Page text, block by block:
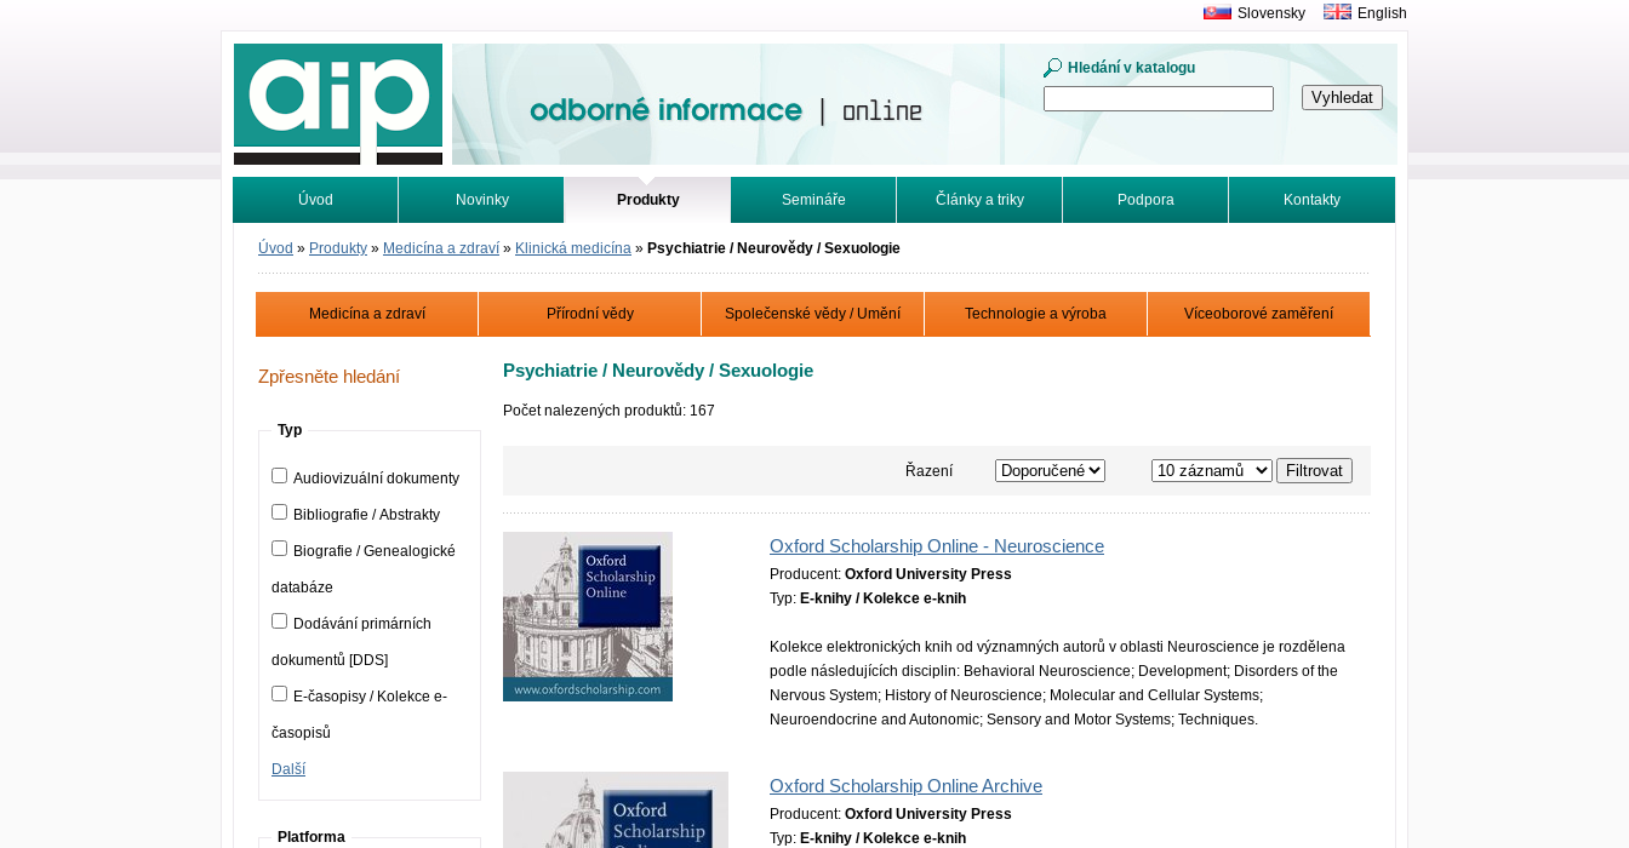
Odborné informace. Online.
Hledání v katalogu
Slovensky English
Úvod Novinky Produkty Semináře Články a triky Podpora Kontakty
Vyhledávání Tutoriály
Úvod » Produkty » Medicína a zdraví » Klinická medicína » Psychiatrie / Neurovědy / Sexuologie
Medicína a zdraví Přírodní vědy Společenské vědy / Umění Technologie a výroba Víceoborové zaměření
Zpřesněte hledání
Typ
Audiovizuální dokumenty
Bibliografie / Abstrakty
Biografie / Genealogické
databáze
Dodávání primárních
dokumentů [DDS]
E-časopisy / Kolekce e-
časopisů
Další
Platforma
Psychiatrie / Neurovědy / Sexuologie
Počet nalezených produktů: 167
Řazení
Oxford Scholarship Online - Neuroscience
Producent: Oxford University Press
Typ: E-knihy / Kolekce e-knih
Kolekce elektronických knih od významných autorů v oblasti Neuroscience je rozdělena
podle následujících disciplin: Behavioral Neuroscience; Development; Disorders of the
Nervous System; History of Neuroscience; Molecular and Cellular Systems;
Neuroendocrine and Autonomic; Sensory and Motor Systems; Techniques.
Oxford Scholarship Online Archive
Producent: Oxford University Press
Typ: E-knihy / Kolekce e-knih